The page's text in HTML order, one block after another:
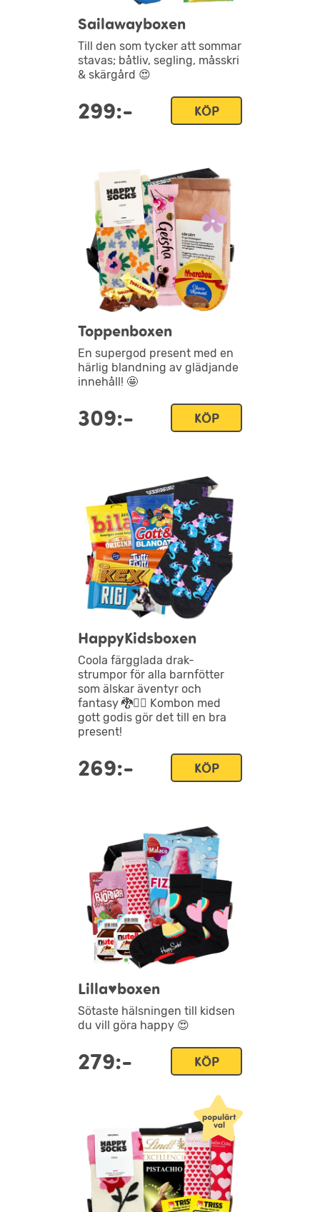
Sailawayboxen
Till den som tycker att sommar
stavas; båtliv, segling, måsskri
& skärgård 😍
299:- KÖP
Toppenboxen
En supergod present med en
härlig blandning av glädjande
innehåll! 🤩
309:- KÖP
HappyKidsboxen
Coola färgglada drak-
strumpor för alla barnfötter
som älskar äventyr och
fantasy 🐉🤸‍♀️ Kombon med
gott godis gör det till en bra
present!
269:- KÖP
Lilla♥boxen
Sötaste hälsningen till kidsen
du vill göra happy 😍
279:- KÖP